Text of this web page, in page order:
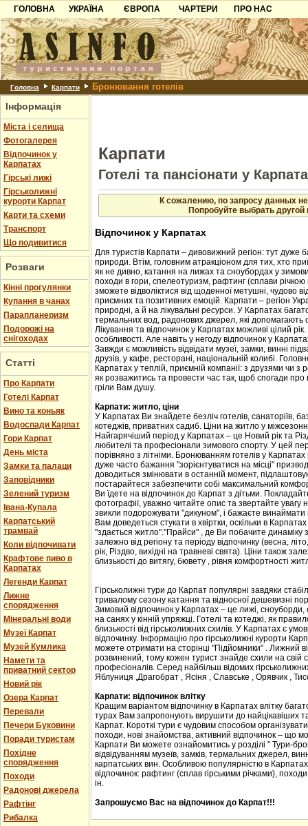
ГОЛОВНА
УКРАЇНА
Карпати
Азов
Причорноморря
Шацьк
ЄВРОПА
Чорногорія
Хорватія
Болгарія
Албанія
ЧАРТЕРИ
ПРО НАС
Контакти
Партнерам
Додати готель
Головна Карпати Бронювання готелів
Інформація
Міста і селища
Фотогалерея
Відпочинок у
Карпатах
Гірські лижі
Гірськолижні
курорти Карпат
Карти та схеми
Транспорт
Що подивитися
Розваги
Кінні прогулянки
Купання в чанах
Парапланеризм
Подорожі на
снігоходах
Статті
Про Карпати
Готелі Карпат
Вино та коньяк
Водоспади Карпат
Гори Карпат
День міста
Замки та палаци
Заповідники
Зелений туризм
Івана-Купала
Карпатський
трамвай
Коли відпочивати
Крафтове пиво в
Карпатах
Легенди Карпат
Лижне
спорядження
Мінеральні води
Музеї Карпат
Музей Кумлика
Намети та
приватний сектор
Новий рік
Озера Карпат
Перевали
Печери Буковини
Поради туристам
Похідне
спорядження
Походи
Радонові джерела
Рафтінг
Рибалка
Карпати
Готелі та пансіонати у
К сожалению, по запросу данных
Попробуйте выбрать другой
Відпочинок у Карпатах
Для туристів Карпати – дивовижний регіон: тут дуже
природи. Втім, головним атракціоном для тих, хто
як не дивно, катання на лижах та сноубордах у
походи в гори, спелеотуризм, рафтинг (сплави
зможете відволіктися від щоденної метушні, чудово
приємних та позитивних емоцій. Карпати – регіон
природні, а й на лікувальні ресурси. У Карпатах
термальних вод, радонових джерел, які допомагають
Лікування та відпочинок у Карпатах можливі цілий
особливості. Але навіть у негоду відпочинок у
Завжди є можливість відвідати музеї, замки, винні
друзів, у кафе, ресторані, національній колибі.
Карпатах у теплій, приємній компанії: з друзями чи
як розважитись та провести час так, щоб спогади
гріли Вам душу.
Карпати: житло, ціни
У Карпатах Ви знайдете безліч готелів, санаторіїв,
котеджів, приватних садиб. Ціни на житло у
Найгарячіший період у Карпатах – це Новий рік та
любителі та професіонали зимового спорту. У цей
порівняно з літніми. Бронюванням готелів у
дуже часто бажання "зорієнтуватися на місці"
доводиться змінювати в останній момент,
постарайтеся забезпечити собі максимальний
Ви їдете на відпочинок до Карпат з дітьми.
фотографії, уважно читайте опис та звертайте увагу
звикли подорожувати "дикуном", і бажаєте винаймати
Вам доведеться стукати в хвіртки, оскільки в
"здається житло"."Прайси" , де Ви побачите динаміку
залежно від регіону та періоду відпочинку (весна,
рік, Різдво, вихідні на травневі свята). Ціни також
близькості до витягу, бювету , рівня комфортності
Гірськолижні тури до Карпат популярні завдяки
тривалому сезону катання та відносної дешевизні
Зимовий відпочинок у Карпатах – це лижі, сноуборди,
на санях у кінній упряжці. Готелі та котеджі, як
близькості від гірськолижних схилів. У Карпатах є
відпочинку. Інформацію про гірськолижні курорти
можете отримати на сторінці "Підйомники" . Лижний
розвинений, тому кожен турист знайде схили на свій
професіоналів. Серед найбільш відомих
Яблуниця ,Драгобрат , Ясіня , Славське , Орявчик ,
Карпати: відпочинок влітку
Кращим варіантом відпочинку в Карпатах влітку
турах Вам запропонують вирушити до найцікавіших та
Карпат. Короткі тури є чудовим способом організувати
походи, нові знайомства, активний відпочинок – що
Карпати Ви можете ознайомитись у розділі " Тури-
відвідуванням музеїв, замків, термальних джерел,
карпатських вин. Особливою популярністю в
відпочинок: рафтинг (сплав гірськими річками),
ін.
Запрошуємо Вас на відпочинок до Карпат!!!